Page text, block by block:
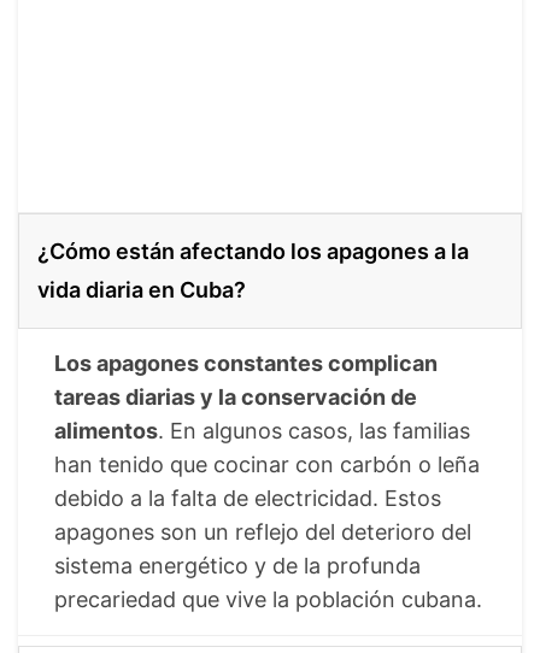
¿Cómo están afectando los apagones a la
vida diaria en Cuba?
Los apagones constantes complican
tareas diarias y la conservación de
alimentos. En algunos casos, las familias
han tenido que cocinar con carbón o leña
debido a la falta de electricidad. Estos
apagones son un reflejo del deterioro del
sistema energético y de la profunda
precariedad que vive la población cubana.